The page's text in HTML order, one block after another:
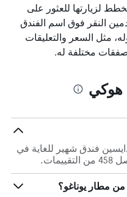
لزيارتها للعثور على
النقر فوق اسم الفندق
مثل السعر والتعليقات
مختلفة له.
هوكي
فندق شهير للغاية في
مطار يوناغو؟